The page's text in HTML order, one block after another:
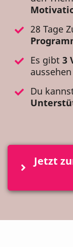
28 Tage
Es gibt 3
Du
Jetzt